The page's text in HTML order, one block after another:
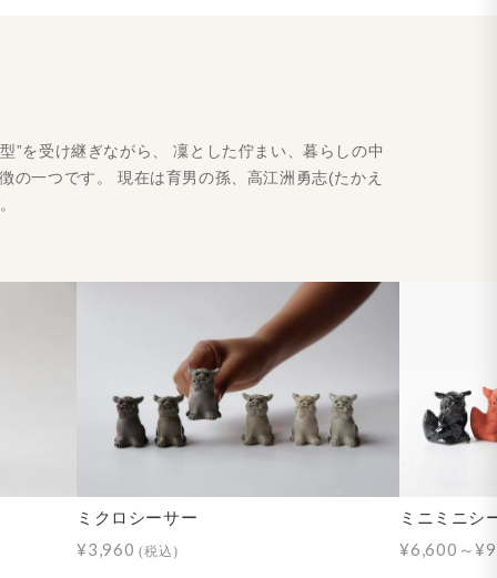
”を受け継ぎながら、 凜とした佇まい、暮らしの中
の一つです。 現在は育男の孫、高江洲勇志(たかえ
ミクロシーサー
¥3,960(税込)
ミニミニシ
¥6,600～